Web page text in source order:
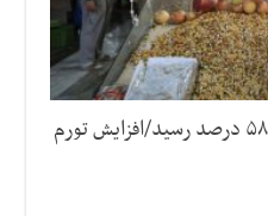
تورم نقطه‌به‌نقطه خدمات به ۵۸ درصد رسید/افزایش تورم